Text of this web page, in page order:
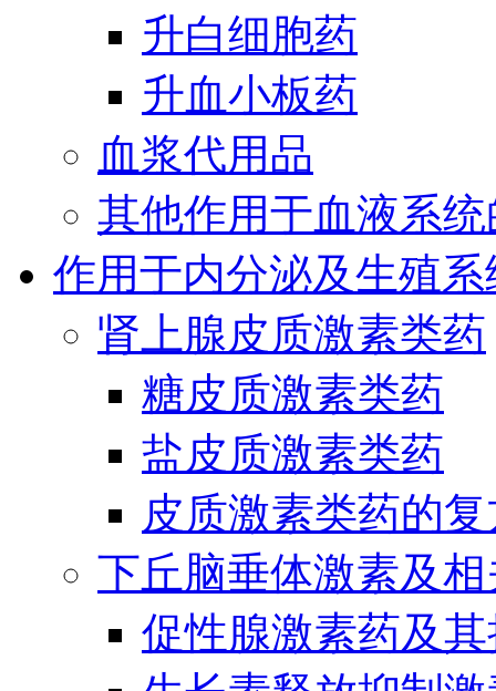
升白细胞药
升血小板药
血浆代用品
其他作用于血液系
作用于内分泌及生殖
肾上腺皮质激素类药
糖皮质激素类药
盐皮质激素类药
皮质激素类药的
下丘脑垂体激素及
促性腺激素药及